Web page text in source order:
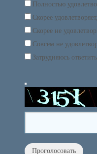
Полностью
Скорее
Скорее не
Совсем не
Затрудняюсь ответить